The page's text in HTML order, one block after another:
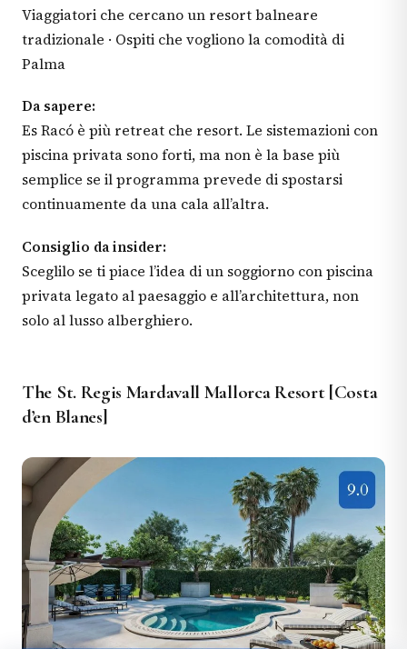
Viaggiatori che cercano un resort balneare
tradizionale · Ospiti che vogliono la comodità di
Palma
Da sapere:
Es Racó è più retreat che resort. Le sistemazioni con
piscina privata sono forti, ma non è la base più
semplice se il programma prevede di spostarsi
continuamente da una cala all’altra.
Consiglio da insider:
Sceglilo se ti piace l’idea di un soggiorno con piscina
privata legato al paesaggio e all’architettura, non
solo al lusso alberghiero.
The St. Regis Mardavall Mallorca Resort [Costa
d’en Blanes]